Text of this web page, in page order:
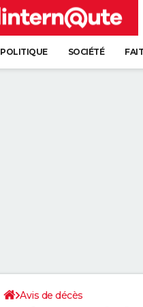
POLITIQUE SOCIÉTÉ
Avis de décès